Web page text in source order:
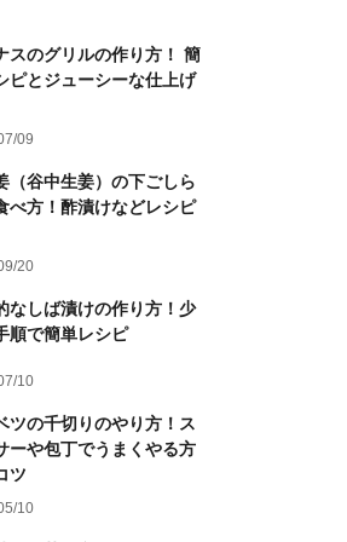
スのグリルの作り方！ 簡
ピとジューシーな仕上げ
09
（谷中生姜）の下ごしら
べ方！酢漬けなどレシピ
20
なしば漬けの作り方！少
順で簡単レシピ
10
ツの千切りのやり方！ス
ーや包丁でうまくやる方
ツ
10